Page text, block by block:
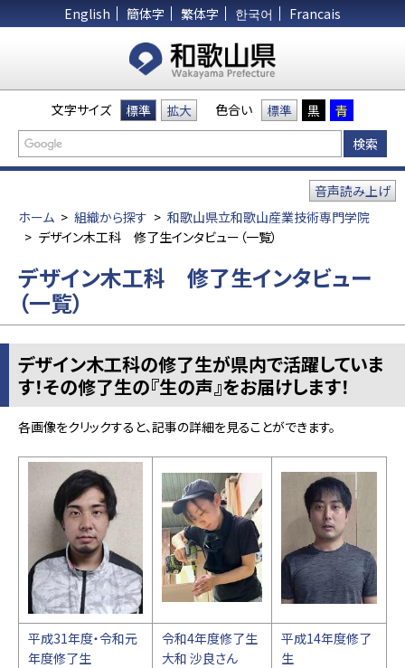
English 簡体字 繁体字 한국어 Francais
文字サイズ 標準 拡大 色合い 標準 黒 青
ホーム > 組織から探す > 和歌山県立和歌山産業技術専門学院
> デザイン木工科 修了生インタビュー（一覧）
音声読み上げ
デザイン木工科 修了生インタビュー
（一覧）
デザイン木工科の修了生が県内で活躍していま
す！その修了生の『生の声』をお届けします！
各画像をクリックすると、記事の詳細を見ることができます。
平成31年度・令和元
年度修了生
令和4年度修了生
大和 沙良さん
平成14年度修了
生